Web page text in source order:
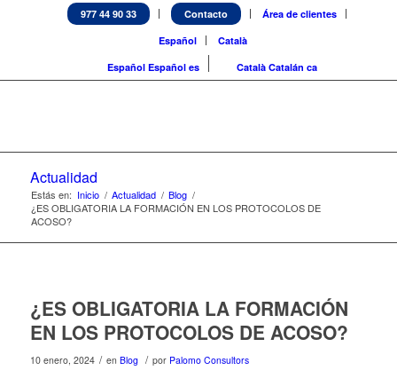
977 44 90 33 Contacto
Área de clientes
Español
Català
Español Español es Català Catalán ca
Actualidad
Estás en: Inicio / Actualidad / Blog /
¿ES OBLIGATORIA LA FORMACIÓN EN LOS PROTOCOLOS DE
ACOSO?
¿ES OBLIGATORIA LA FORMACIÓN
EN LOS PROTOCOLOS DE ACOSO?
10 enero, 2024 / en Blog / por Palomo Consultors